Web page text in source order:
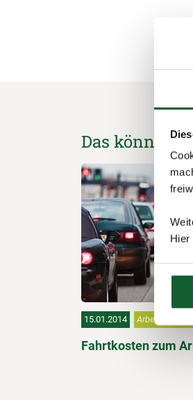
Hier
Das könnte
15.01.2014 Arbeit &
Fahrtkosten zum